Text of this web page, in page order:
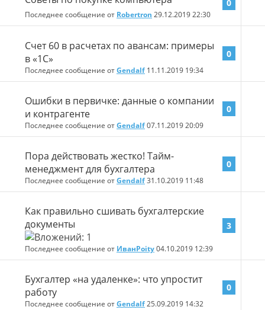
Последнее сообщение от Robertron 29.12.201922:30
0
Счет 60 в расчетах по авансам: примеры
в «1С»
Последнее сообщение отGendalf 11.11.2019 19:34
0
Ошибки в первичке: данные о компании
и контрагенте
Последнее сообщение отGendalf07.11.201920:09
0
Пора действовать жестко! Тайм-
менеджмент для бухгалтера
Последнее сообщение отGendalf31.10.2019 11:48
0
Как правильно сшивать бухгалтерские
документы
Последнее сообщение от ИванPoity04.10.2019 12:39
3
Бухгалтер «на удаленке»: что упростит
работу
Последнее сообщение отGendalf25.09.2019 14:32
0